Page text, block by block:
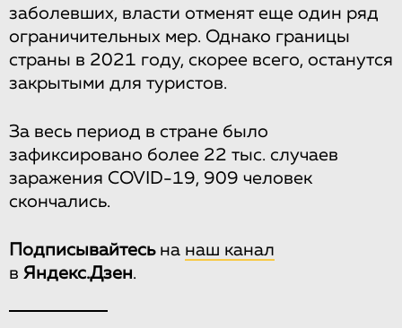
заболевших, власти отменят еще один ряд
ограничительных мер. Однако границы
страны в 2021 году, скорее всего, останутся
закрытыми для туристов.
За весь период в стране было
зафиксировано более 22 тыс. случаев
заражения COVID-19, 909 человек
скончались.
Подписывайтесьна наш канал
в Яндекс.Дзен.